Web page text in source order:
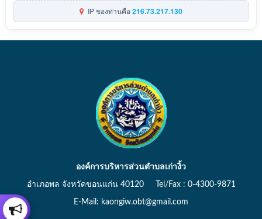
IP ของท่านคือ216.73.217.130
องค์การบริหารส่วนตำบลเก่างิ้ว
อำเภอพล จังหวัดขอนแก่น 40120 Tel/Fax : 0-4300-9871
E-Mail: kaongiw.obt@gmail.com